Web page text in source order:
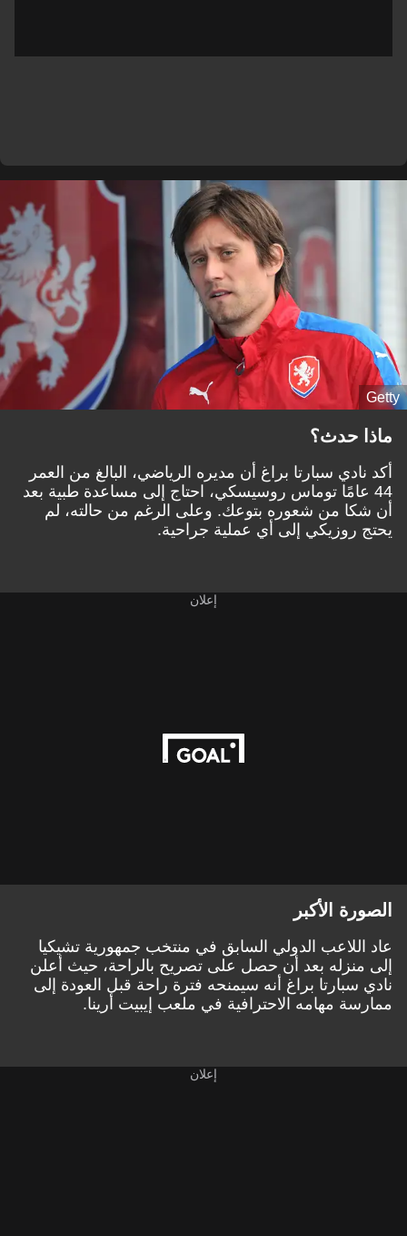
Getty
ماذا حدث؟
أكد نادي سبارتا براغ أن مديره الرياضي، البالغ من العمر
44 عامًا توماس روسيسكي، احتاج إلى مساعدة طبية بعد
أن شكا من شعوره بتوعك. وعلى الرغم من حالته، لم
يحتج روزيكي إلى أي عملية جراحية.
إعلان
الصورة الأكبر
عاد اللاعب الدولي السابق في منتخب جمهورية تشيكيا
إلى منزله بعد أن حصل على تصريح بالراحة، حيث أعلن
نادي سبارتا براغ أنه سيمنحه فترة راحة قبل العودة إلى
ممارسة مهامه الاحترافية في ملعب إيبيت أرينا.